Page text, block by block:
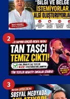
2
3